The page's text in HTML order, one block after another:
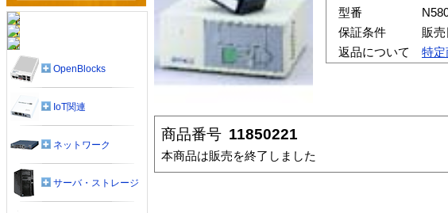
型番
保証条件
販
返品について
特定
商品番号 11850221
本商品は販売を終了しました
OpenBlocks
IoT関連
ネットワーク
サーバ・ストレージ